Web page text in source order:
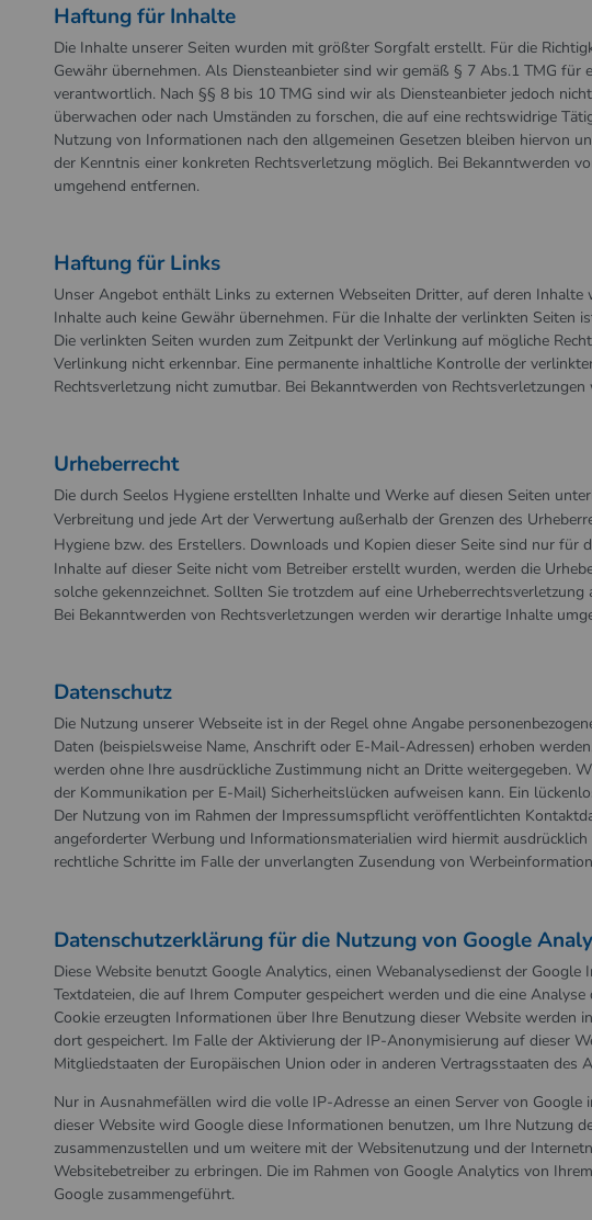
Haftung für Inhalte
Die Inhalte unserer Seiten wurden mit größter Sorgfalt erstellt. Für die
Gewähr übernehmen. Als Diensteanbieter sind wir gemäß § 7 Abs.1 TMG für
verantwortlich. Nach §§ 8 bis 10 TMG sind wir als Diensteanbieter jedoch
überwachen oder nach Umständen zu forschen, die auf eine rechtswidrige
Nutzung von Informationen nach den allgemeinen Gesetzen bleiben hiervon
der Kenntnis einer konkreten Rechtsverletzung möglich. Bei Bekanntwerden
umgehend entfernen.
Haftung für Links
Unser Angebot enthält Links zu externen Webseiten Dritter, auf deren
Inhalte auch keine Gewähr übernehmen. Für die Inhalte der verlinkten
Die verlinkten Seiten wurden zum Zeitpunkt der Verlinkung auf mögliche
Verlinkung nicht erkennbar. Eine permanente inhaltliche Kontrolle der
Rechtsverletzung nicht zumutbar. Bei Bekanntwerden von
Urheberrecht
Die durch Seelos Hygiene erstellten Inhalte und Werke auf diesen Seiten
Verbreitung und jede Art der Verwertung außerhalb der Grenzen des
Hygienebzw. des Erstellers. Downloads und Kopien dieser Seite sind nur für
Inhalte auf dieser Seite nicht vom Betreiber erstellt wurden, werden die
solche gekennzeichnet. Sollten Sie trotzdem auf eine
Bei Bekanntwerden von Rechtsverletzungen werden wir derartige Inhalte
Datenschutz
Die Nutzung unserer Webseite ist in der Regel ohne Angabe
Daten (beispielsweise Name, Anschrift oder E-Mail-Adressen) erhoben
werden ohne Ihre ausdrückliche Zustimmung nicht an Dritte weitergegeben.
der Kommunikation per E-Mail) Sicherheitslücken aufweisen kann. Ein
Der Nutzung von im Rahmen der Impressumspflicht veröffentlichten
angeforderter Werbung und Informationsmaterialien wird hiermit
rechtliche Schritte im Falle der unverlangten Zusendung von
Datenschutzerklärung für die Nutzung von Google
Diese Website benutzt Google Analytics, einen Webanalysedienst der
Textdateien, die auf Ihrem Computer gespeichert werden und die eine
Cookie erzeugten Informationen über Ihre Benutzung dieser Website werden
dort gespeichert. Im Falle der Aktivierung der IP-Anonymisierung auf dieser
Mitgliedstaaten der Europäischen Union oder in anderen Vertragsstaaten
Nur in Ausnahmefällen wird die volle IP-Adresse an einen Server von
dieser Website wird Google diese Informationen benutzen, um Ihre Nutzung
zusammenzustellen und um weitere mit der Websitenutzung und der
Websitebetreiber zu erbringen. Die im Rahmen von Google Analytics von
Google zusammengeführt.